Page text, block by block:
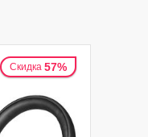
Скидка 57%